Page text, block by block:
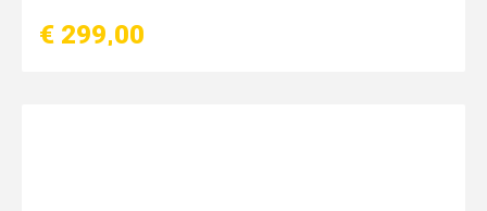
€ 299,00